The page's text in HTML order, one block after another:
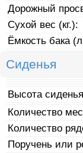
Дорожный
Сухой вес (кг.):
Ёмкость бака
Сиденья
Высота
Количество
Количество
Поручень или